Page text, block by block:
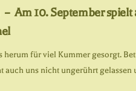
–Am 10. September
herum für viel Kummer gesorgt.
auch uns nicht ungerührt